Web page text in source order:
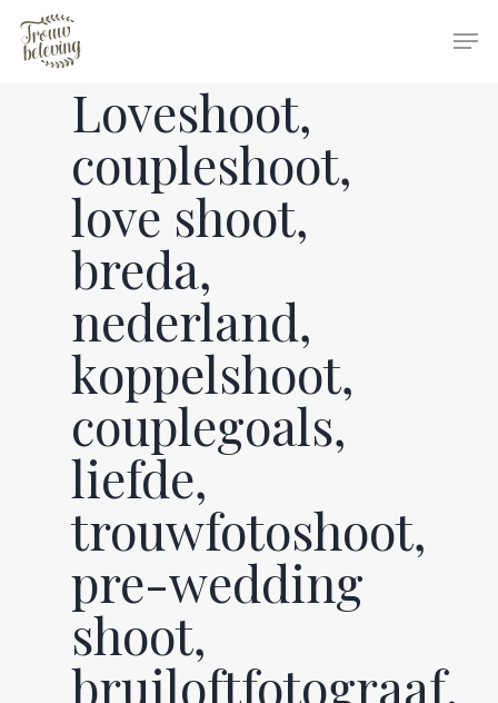
Hit enter to search or ESC to close
Loveshoot,
coupleshoot,
love shoot,
breda,
nederland,
koppelshoot,
couplegoals,
liefde,
trouwfotoshoot,
pre-wedding
shoot,
bruiloftfotograaf,